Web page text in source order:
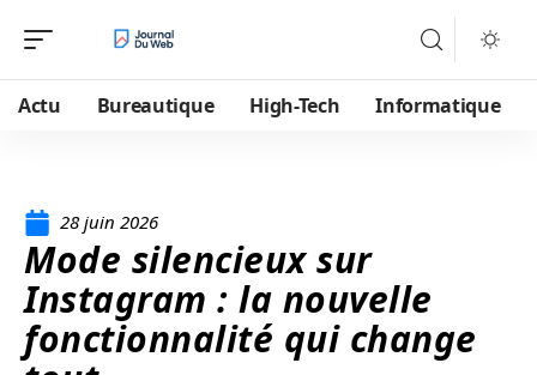
Actu Bureautique High-Tech Informatique
28 juin 2026
Mode silencieux sur
Instagram : la nouvelle
fonctionnalité qui change